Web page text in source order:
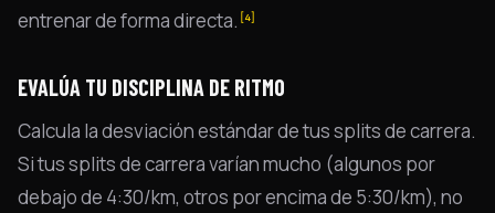
entrenar de forma directa. [4]
EVALÚA TU DISCIPLINA DE RITMO
Calcula la desviación estándar de tus splits de carrera.
Si tus splits de carrera varían mucho (algunos por
debajo de 4:30/km, otros por encima de 5:30/km), no